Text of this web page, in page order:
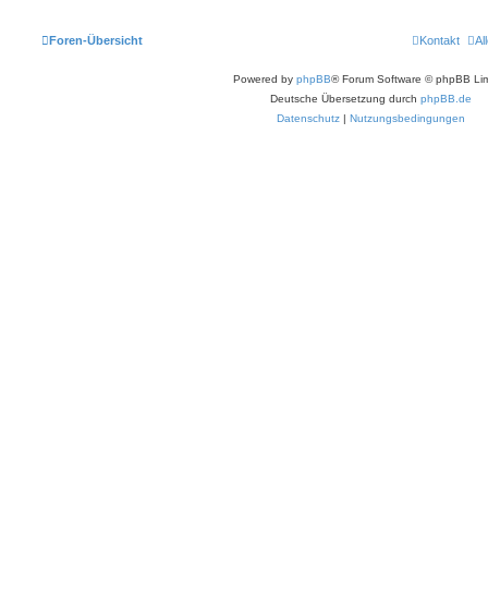
Foren-Übersicht Kontakt
Powered by phpBB® Forum Software © phpBB
Deutsche Übersetzung durch phpBB.de
Datenschutz | Nutzungsbedingungen